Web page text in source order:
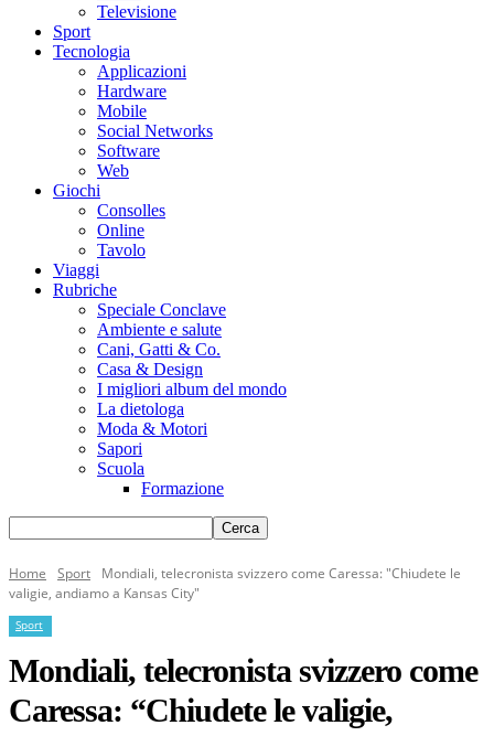
Televisione
Sport
Tecnologia
Applicazioni
Hardware
Mobile
Social Networks
Software
Web
Giochi
Consolles
Online
Tavolo
Viaggi
Rubriche
Speciale Conclave
Ambiente e salute
Cani, Gatti & Co.
Casa & Design
I migliori album del mondo
La dietologa
Moda & Motori
Sapori
Scuola
Formazione
Home Sport
Mondiali, telecronista svizzero come Caressa: "Chiudete le
valigie, andiamo a Kansas City"
Sport
Mondiali, telecronista svizzero come
Caressa: “Chiudete le valigie,